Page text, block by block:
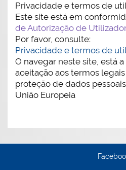
Privacidade e termos de
Este site está em
de Autorização de
Por favor, consulte:
Privacidade e termos de
O navegar neste site, está
aceitação aos termos
proteção de dados
União Europeia